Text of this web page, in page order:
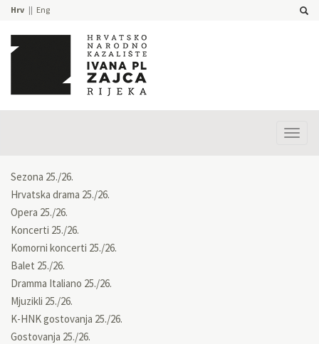
Hrv Eng
Sezona 25./26.
Hrvatska drama 25./26.
Opera 25./26.
Koncerti 25./26.
Komorni koncerti 25./26.
Balet 25./26.
Dramma Italiano 25./26.
Mjuzikli 25./26.
K-HNK gostovanja 25./26.
Gostovanja 25./26.